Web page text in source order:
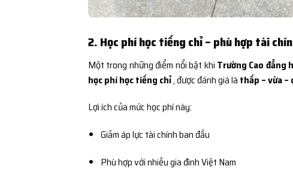
2. Học phí học tiếng chỉ – phù hợp tài
Một trong những điểm nổi bật khi Trường Cao
học phí học tiếng chỉ, được đánh giá là thấp – vừa –
Lợi ích của mức học phí này:
Giảm áp lực tài chính ban đầu
Phù hợp với nhiều gia đình Việt Nam